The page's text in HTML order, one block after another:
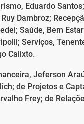
Eduardo
Dambroz;
Saúde, Bem
Serviços,
Calixto.
Jeferson
de Projetos e
Frey; de